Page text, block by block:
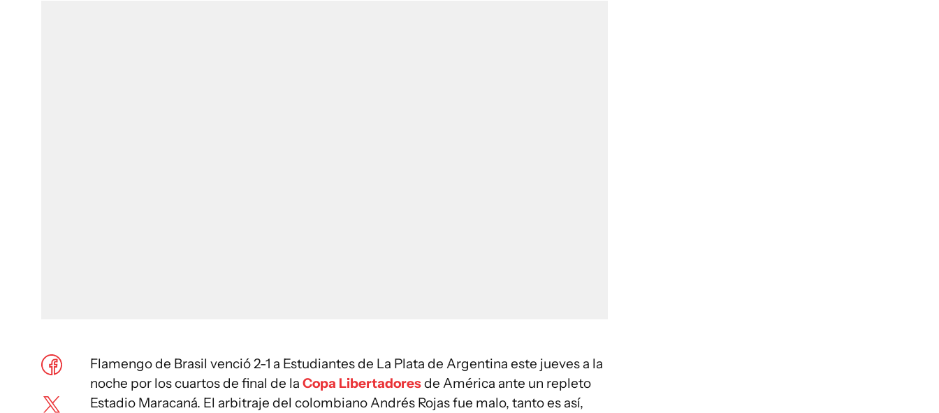
Flamengo de Brasil venció 2-1 a Estudiantes de La Plata de Argentina este jueves a la
noche por los cuartos de final de la Copa Libertadoresde América ante un repleto
Estadio Maracaná. El arbitraje del colombiano Andrés Rojas fue malo, tanto es así,